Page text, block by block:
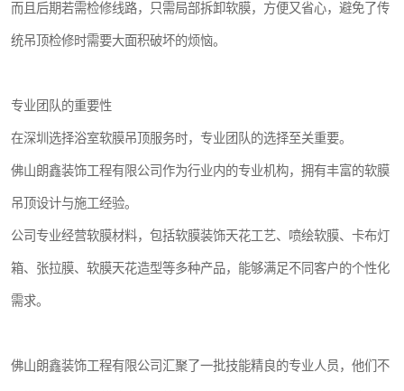
而且后期若需检修线路，只需局部拆卸软膜，方便又省心，避免了传
统吊顶检修时需要大面积破坏的烦恼。
专业团队的重要性
在深圳选择浴室软膜吊顶服务时，专业团队的选择至关重要。
佛山朗鑫装饰工程有限公司作为行业内的专业机构，拥有丰富的软膜
吊顶设计与施工经验。
公司专业经营软膜材料，包括软膜装饰天花工艺、喷绘软膜、卡布灯
箱、张拉膜、软膜天花造型等多种产品，能够满足不同客户的个性化
需求。
佛山朗鑫装饰工程有限公司汇聚了一批技能精良的专业人员，他们不